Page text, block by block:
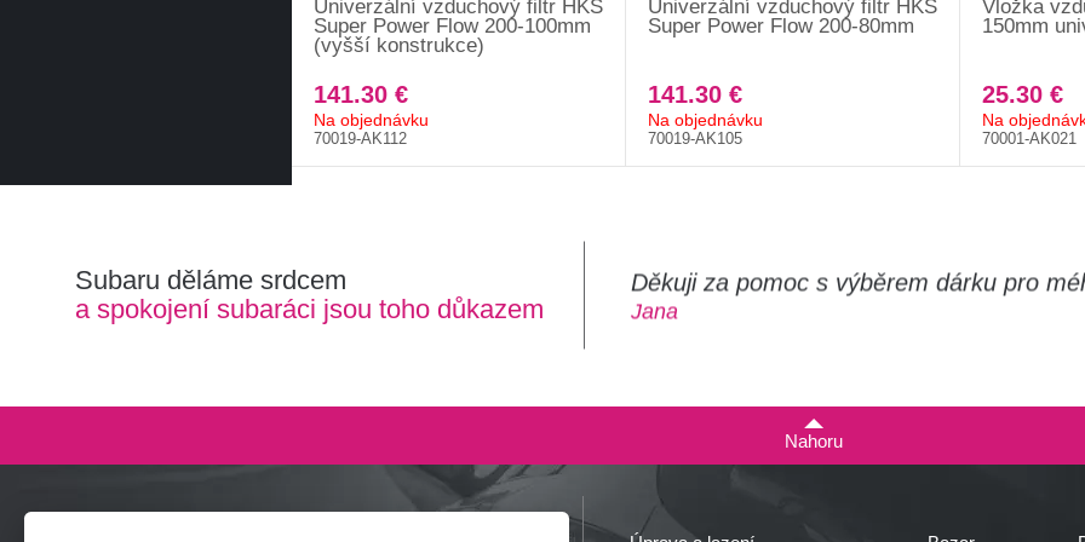
Univerzální vzduchový filtr HKS
Super Power Flow 200-100mm
(vyšší konstrukce)
141.30 €
Na objednávku
70019-AK112
Univerzální vzduchový filtr HKS
Super Power Flow 200-80mm
141.30 €
Na objednávku
70019-AK105
Vložka
150mm
25.30 €
Na
70001-AK021
Subaru děláme srdcem
a spokojení subaráci jsou toho důkazem
Děkuji za pomoc s výběrem dárku pro
Jana
Nahoru